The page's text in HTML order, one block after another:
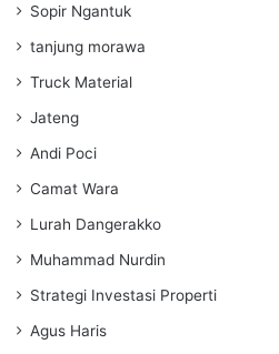
Sopir Ngantuk
tanjung morawa
Truck Material
Jateng
Andi Poci
Camat Wara
Lurah Dangerakko
Muhammad Nurdin
Strategi Investasi Properti
Agus Haris